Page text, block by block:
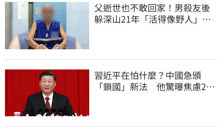
父逝世也不敢回家！男殺友後
躲深山21年「活得像野人」 1
習近平在怕什麼？中國急頒
「鎖國」新法 他驚曝焦慮2